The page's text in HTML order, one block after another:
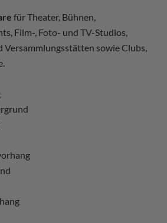
für Theater, Bühnen,
Film-, Foto- und TV-Studios,
Versammlungsstätten sowie Clubs,